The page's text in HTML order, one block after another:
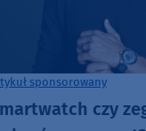
sponsorowany
czy